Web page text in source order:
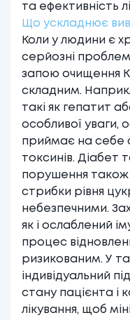
та ефективність
Що ускладнює
Коли у людини є
серйозні
запою очищення
складним.
такі як гепатит
особливої уваги,
приймає на себе
токсинів. Діабет
порушення також
стрибки рівня
небезпечними.
як і ослаблений
процес
ризикованим. У
індивідуальний
стану пацієнта і
лікування, щоб